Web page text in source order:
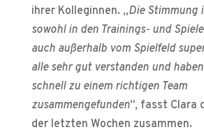
ihrer Kolleginnen. „Die Stimmung
sowohl in den Trainings- und
auch außerhalb vom Spielfeld
alle sehr gut verstanden und
schnell zu einem richtigen Team
zusammengefunden“, fasst Clara
der letzten Wochen zusammen.